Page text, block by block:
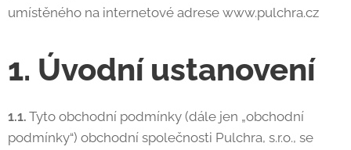
umístěného na internetové adrese www.pulchra.cz
1. Úvodní ustanovení
1.1. Tyto obchodní podmínky (dále jen „obchodní
podmínky“) obchodní společnosti Pulchra, s.r.o., se